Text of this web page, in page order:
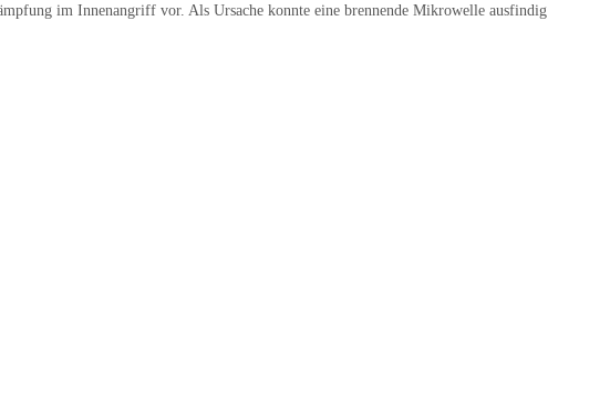
im Innenangriff vor. Als Ursache konnte eine brennende Mikrowelle ausfindig